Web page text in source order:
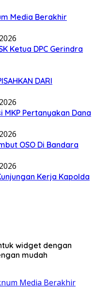
Media Berakhir
Ketua DPC Gerindra
DARI
Pertanyakan Dana
OSO Di Bandara
Kerja Kapolda
widget dengan
mudah